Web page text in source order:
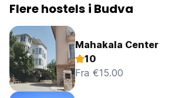
Flere hostels i Budva
Mahakala Center
10
Fra €15.00